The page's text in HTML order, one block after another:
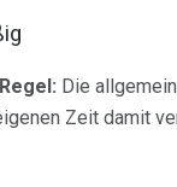
Die
Zeit damit